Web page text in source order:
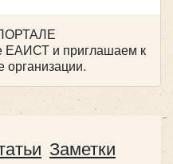
и приглашаем к
организации.
Заметки